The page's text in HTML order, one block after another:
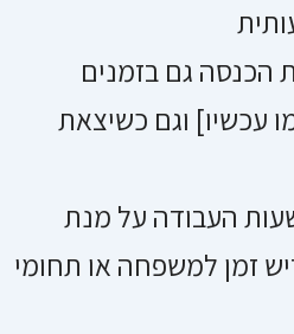
הכנסה גם בזמנים
עכשיו] וגם כשיצאת
העבודה על מנת
זמן למשפחה או תחומי